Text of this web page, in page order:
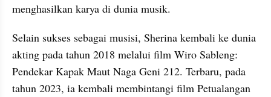
menghasilkan karya di dunia musik.
Selain sukses sebagai musisi, Sherina kembali ke dunia
akting pada tahun 2018 melalui film Wiro Sableng:
Pendekar Kapak Maut Naga Geni 212. Terbaru, pada
tahun 2023, ia kembali membintangi film Petualangan